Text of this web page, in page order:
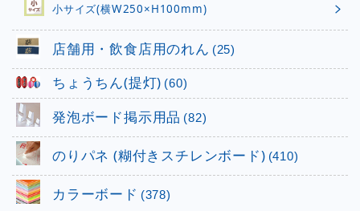
小サイズ(横W250×H100mm)
店舗用・飲食店用のれん (25)
ちょうちん(提灯) (60)
発泡ボード掲示用品 (82)
のりパネ (糊付きスチレンボード) (410)
カラーボード (378)